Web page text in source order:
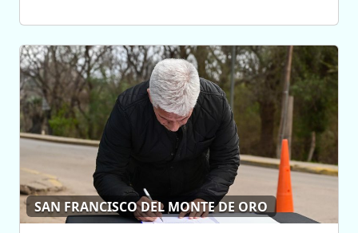
SAN FRANCISCO DEL MONTE DE ORO